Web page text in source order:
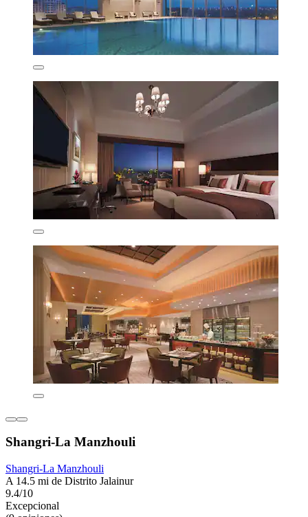
Shangri-La Manzhouli
Shangri-La Manzhouli
A 14.5 mi de Distrito Jalainur
9.4/10
Excepcional